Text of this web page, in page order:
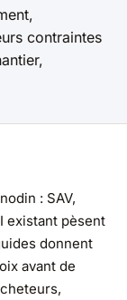
contraintes
: SAV,
existant pèsent
donnent
avant de